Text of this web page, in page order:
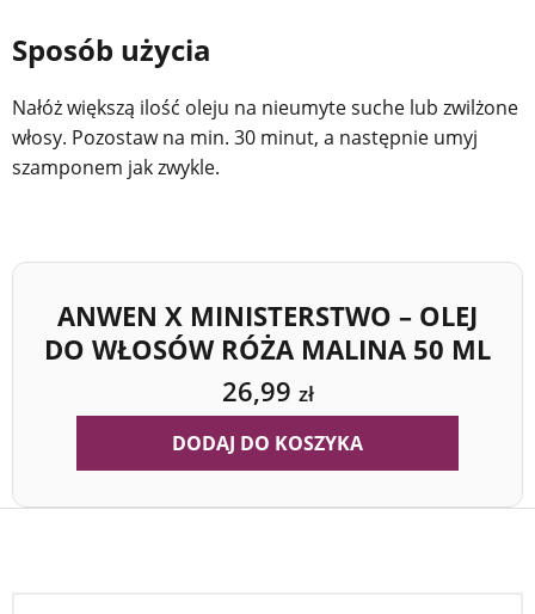
Sposób użycia
Nałóż większą ilość oleju na nieumyte suche lub zwilżone
włosy. Pozostaw na min. 30 minut, a następnie umyj
szamponem jak zwykle.
ANWEN X MINISTERSTWO – OLEJ
DO WŁOSÓW RÓŻA MALINA 50 ML
26,99 zł
DODAJ DO KOSZYKA